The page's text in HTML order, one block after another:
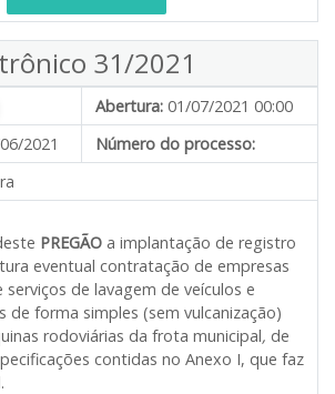
31/2021
Abertura: 01/07/2021 00:00
2021
Número do processo:
PREGÃO a implantação de registro
eventual contratação de empresas
serviços de lavagem de veículos e
de forma simples (sem vulcanização)
rodoviárias da frota municipal, de
contidas no Anexo I, que faz